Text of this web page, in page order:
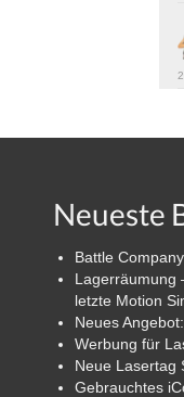
Neueste
Battle
Lagerräumung
letzte Motion
Neues
Werbung für
Neue Lasertag
Gebrauchtes